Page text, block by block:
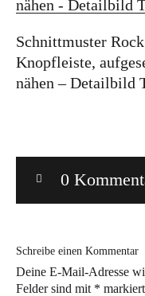
Tipps
Wir
Instagram
Schnittmuster
Knopfleiste,
nähen – Detailbild
0
Schreibe einen Kommentar
Deine E-Mail-Adresse
Felder sind mit * markiert